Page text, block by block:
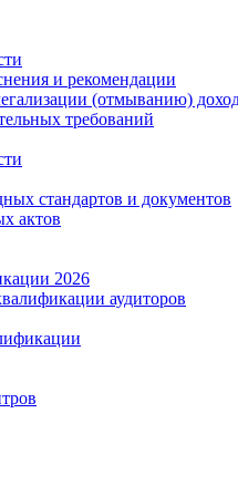
и рекомендации
(отмыванию)
требований
стандартов и документов
актов
2026
аудиторов